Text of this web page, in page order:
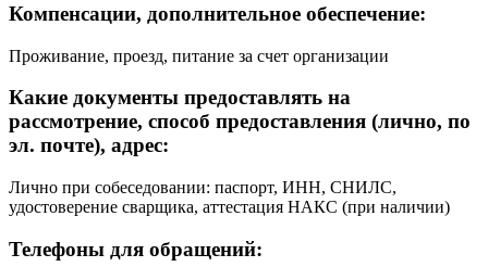
Компенсации, дополнительное обеспечение:
Проживание, проезд, питание за счет организации
Какие документы предоставлять на
рассмотрение, способ предоставления (лично, по
эл. почте), адрес:
Лично при собеседовании: паспорт, ИНН, СНИЛС,
удостоверение сварщика, аттестация НАКС (при наличии)
Телефоны для обращений: